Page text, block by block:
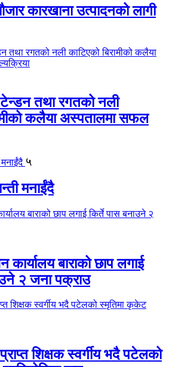
कारखाना उत्पादनको लागी
तथा रगतको नली
कलैया अस्पतालमा सफल
५
मनाईंदै
कार्यालय बाराको छाप लगाई
२ जना पक्राउ
प्राप्त शिक्षक स्वर्गीय भदै पटेलको